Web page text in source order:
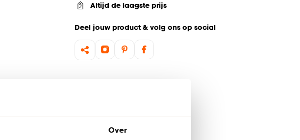
Over
Altijd de laagste prijs
Deel jouw product & volg ons op social